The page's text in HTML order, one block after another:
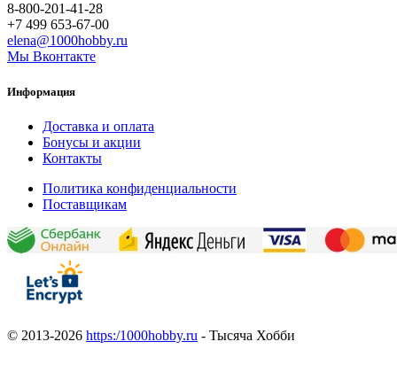
8-800-201-41-28
+7 499 653-67-00
elena@1000hobby.ru
Мы Вконтакте
Информация
Доставка и оплата
Бонусы и акции
Контакты
Политика конфиденциальности
Поставщикам
© 2013-2026 https:/1000hobby.ru - Тысяча Хобби